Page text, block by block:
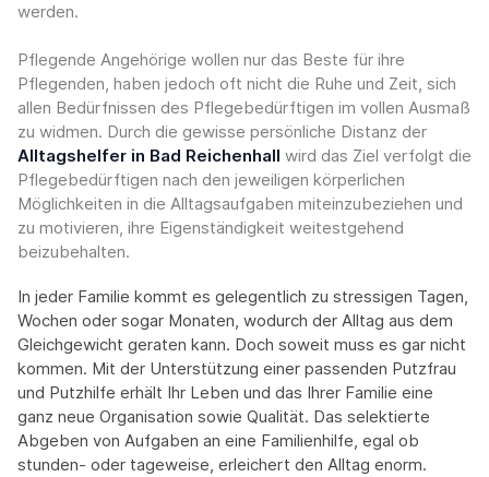
werden.
Pflegende Angehörige wollen nur das Beste für ihre
Pflegenden, haben jedoch oft nicht die Ruhe und Zeit, sich
allen Bedürfnissen des Pflegebedürftigen im vollen Ausmaß
zu widmen. Durch die gewisse persönliche Distanz der
Alltagshelfer in Bad Reichenhall wird das Ziel verfolgt die
Pflegebedürftigen nach den jeweiligen körperlichen
Möglichkeiten in die Alltagsaufgaben miteinzubeziehen und
zu motivieren, ihre Eigenständigkeit weitestgehend
beizubehalten.
In jeder Familie kommt es gelegentlich zu stressigen Tagen,
Wochen oder sogar Monaten, wodurch der Alltag aus dem
Gleichgewicht geraten kann. Doch soweit muss es gar nicht
kommen. Mit der Unterstützung einer passenden Putzfrau
und Putzhilfe erhält Ihr Leben und das Ihrer Familie eine
ganz neue Organisation sowie Qualität. Das selektierte
Abgeben von Aufgaben an eine Familienhilfe, egal ob
stunden- oder tageweise, erleichert den Alltag enorm.